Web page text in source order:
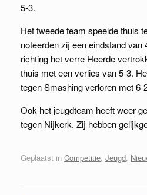
5-3.
Het tweede team speelde thuis
noteerden zij een eindstand van
richting het verre Heerde
thuis met een verlies van 5-3.
tegen Smashing verloren met 6-
Ook het jeugdteam heeft weer
tegen Nijkerk. Zij hebben
Geplaatst in Competitie, Jeugd,